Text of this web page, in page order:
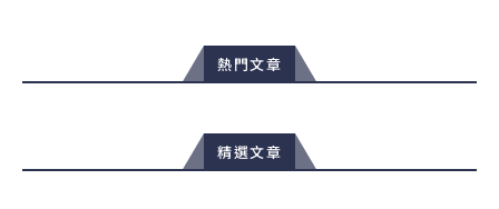
熱門文章
精選文章